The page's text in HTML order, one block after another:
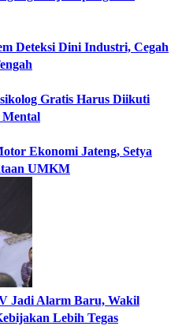
Deteksi Dini Industri, Cegah
Gratis Harus Diikuti
Mental
Ekonomi Jateng, Setya
UMKM
Jadi Alarm Baru, Wakil
Lebih Tegas